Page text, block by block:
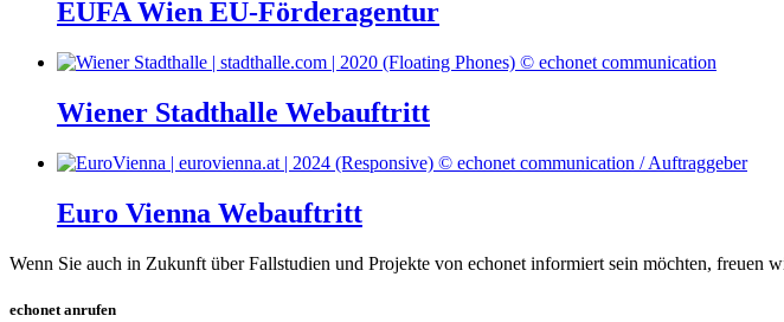
EUFA Wien EU-Förderagentur
Wiener Stadthalle Webauftritt
Euro Vienna Webauftritt
Wenn Sie auch in Zukunft über Fallstudien und Projekte von echonet informiert sein möchten, freuen
echonet anrufen